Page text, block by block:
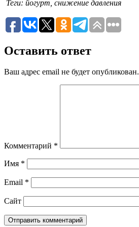
Теги: йогурт, снижение давления
Оставить ответ
Ваш адрес email не будет опубликован.
Комментарий *
Имя *
Email *
Сайт